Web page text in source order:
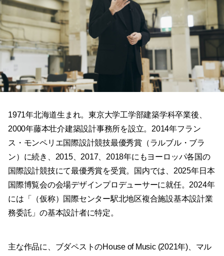
1971年北海道生まれ。東京大学工学部建築学科卒業後、
2000年藤本壮介建築設計事務所を設立。2014年フラン
ス・モンペリエ国際設計競技最優秀賞（ラルブル・ブラ
ン）に続き、2015、2017、2018年にもヨーロッパ各国の
国際設計競技にて最優秀賞を受賞。国内では、2025年日本
国際博覧会の会場デザインプロデューサーに就任。2024年
には「（仮称）国際センター駅北地区複合施設基本設計業
務委託」の基本設計者に特定。
主な作品に、ブダペストのHouse of Music (2021年)、マル